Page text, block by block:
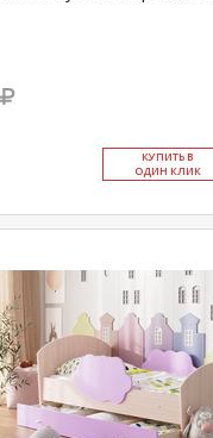
КУ­ПИТЬ В
ОДИН КЛИК